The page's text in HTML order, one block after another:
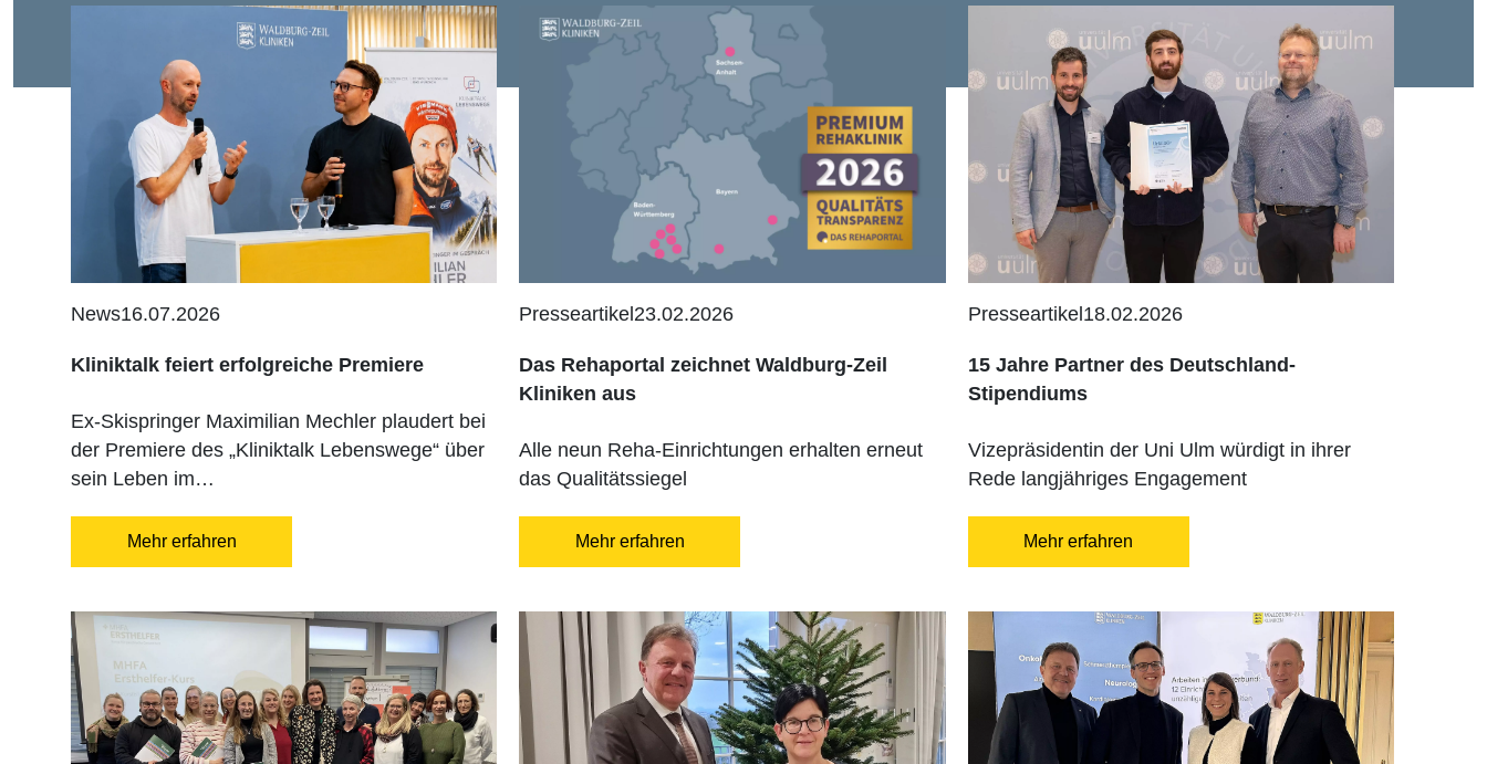
News16.07.2026
Kliniktalk feiert erfolgreiche Premiere
Ex-Skispringer Maximilian Mechler plaudert bei
der Premiere des „Kliniktalk Lebenswege“ über
sein Leben im…
Mehr erfahren
Presseartikel23.02.2026
Das Rehaportal zeichnet Waldburg-Zeil
Kliniken aus
Alle neun Reha-Einrichtungen erhalten erneut
das Qualitätssiegel
Mehr erfahren
Presseartikel18.02.2026
15 Jahre Partner des Deutschland-
Stipendiums
Vizepräsidentin der Uni Ulm würdigt in ihrer
Rede langjähriges Engagement
Mehr erfahren